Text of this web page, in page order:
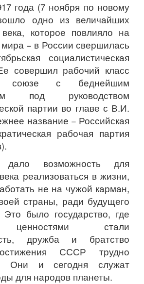
года (7 ноября по новому
одно из величайших
которое повлияло на
− в России свершилась
социалистическая
совершил рабочий класс
союзе с беднейшим
под руководством
партии во главе с В.И.
название − Российская
рабочая партия
дало возможность для
реализоваться в жизни,
не на чужой карман,
страны, ради будущего
было государство, где
стали
дружба и братство
СССР трудно
Они и сегодня служат
для народов планеты.